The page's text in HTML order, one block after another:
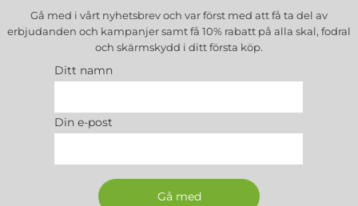
Gå med i vårt nyhetsbrev och var först med att få ta del av
erbjudanden och kampanjer samt få 10% rabatt på alla skal, fodral
och skärmskydd i ditt första köp.
Ditt namn
Din e-post